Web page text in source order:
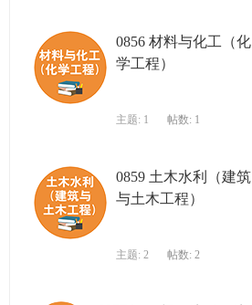
0856 材料与化工（化
学工程）
主题: 1 帖数: 1
0859 土木水利（建筑
与土木工程）
主题: 2 帖数: 2